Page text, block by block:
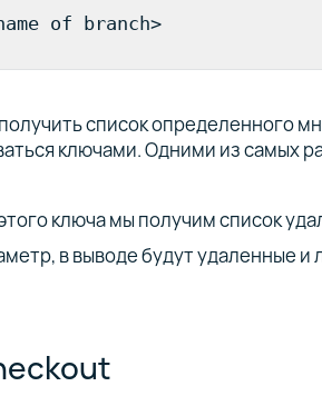
of branch>
список определенного
ключами. Одними из самых
ключа мы получим список
в выводе будут удаленные и